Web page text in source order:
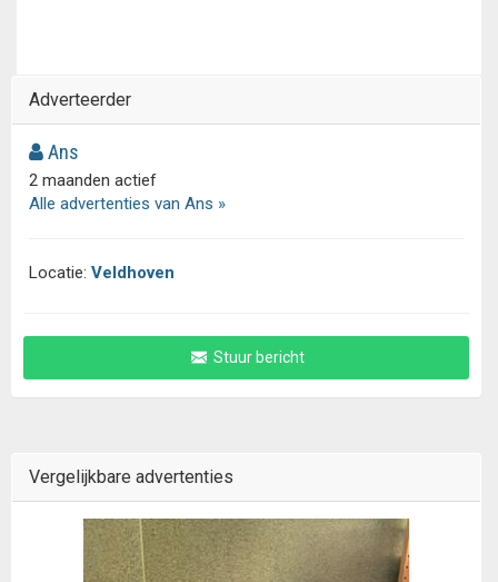
Adverteerder
Ans
2 maanden actief
Alle advertenties van Ans »
Locatie: Veldhoven
Stuur bericht
Vergelijkbare advertenties